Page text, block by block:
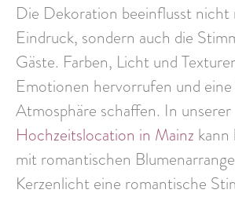
Die Dekoration beeinflusst nicht
Eindruck, sondern auch die
Gäste. Farben, Licht und
Emotionen hervorrufen und
Atmosphäre schaffen. In unserer
Hochzeitslocation in Mainz kann
mit romantischen
Kerzenlicht eine romantische